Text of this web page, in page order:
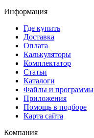
Информация
Где купить
Доставка
Оплата
Калькуляторы
Комплектатор
Статьи
Каталоги
Файлы и программы
Приложения
Помощь в подборе
Карта сайта
Компания